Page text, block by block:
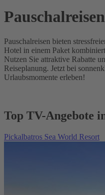
Pauschalreisen bieten
Hotel in einem Paket
Nutzen Sie attraktive Rabatte
Reiseplanung. Jetzt bei
Urlaubsmomente erleben!
Top TV-Angebote
Pickalbatros Sea World Resort